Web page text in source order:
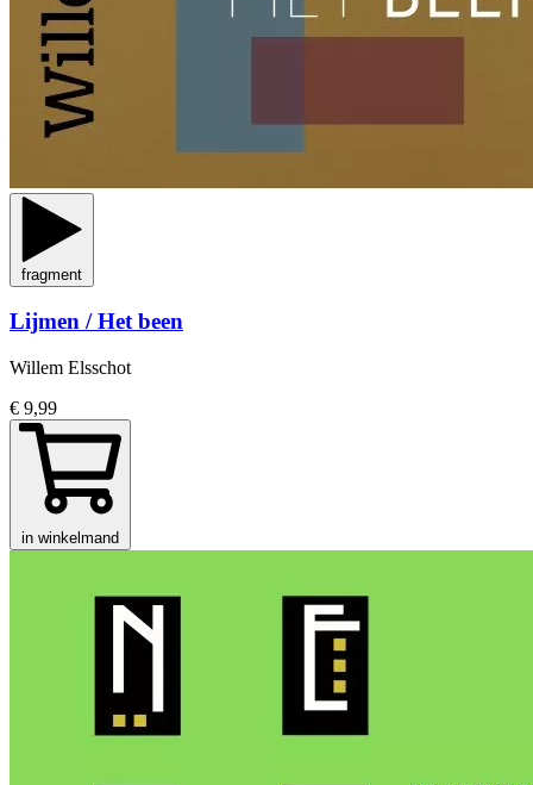
fragment
Lijmen / Het been
Willem Elsschot
€ 9,99
in winkelmand